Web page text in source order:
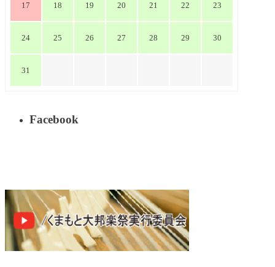
17 18 19 20 21 22 23
24 25 26 27 28 29 30
31
Facebook